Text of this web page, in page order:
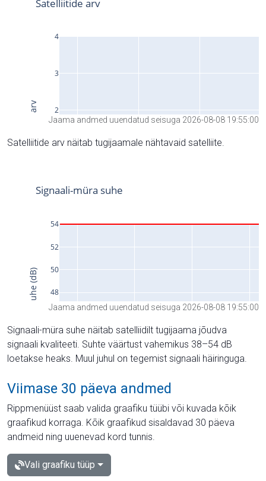
Jaama andmed uuendatud seisuga 2026-08-08 19:55:00
Satelliitide arv näitab tugijaamale nähtavaid satelliite.
Jaama andmed uuendatud seisuga 2026-08-08 19:55:00
Signaali-müra suhe näitab satelliidilt tugijaama jõudva
signaali kvaliteeti. Suhte väärtust vahemikus 38–54 dB
loetakse heaks. Muul juhul on tegemist signaali häiringuga.
Viimase 30 päeva andmed
Rippmenüüst saab valida graafiku tüübi või kuvada kõik
graafikud korraga. Kõik graafikud sisaldavad 30 päeva
andmeid ning uuenevad kord tunnis.
Vali graafiku tüüp